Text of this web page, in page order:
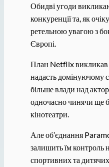
Обидві угоди
конкуренції та, як
ретельною увагою з
Європі.
План Netflix викликав
надасть домінуючому
більше влади над
одночасно чинячи ще
кінотеатри.
Але об’єднання
залишить їм контроль
спортивних та